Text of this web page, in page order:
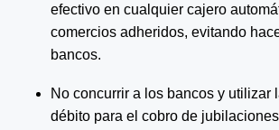
efectivo en cualquier cajero
comercios adheridos, evitando
bancos.
No concurrir a los bancos y utilizar
débito para el cobro de